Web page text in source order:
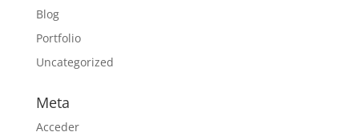
Blog
Portfolio
Uncategorized
Meta
Acceder